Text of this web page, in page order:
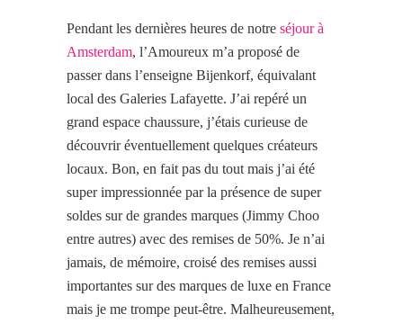
Pendant les dernières heures de notre séjour à
Amsterdam, l’Amoureux m’a proposé de
passer dans l’enseigne Bijenkorf, équivalant
local des Galeries Lafayette. J’ai repéré un
grand espace chaussure, j’étais curieuse de
découvrir éventuellement quelques créateurs
locaux. Bon, en fait pas du tout mais j’ai été
super impressionnée par la présence de super
soldes sur de grandes marques (Jimmy Choo
entre autres) avec des remises de 50%. Je n’ai
jamais, de mémoire, croisé des remises aussi
importantes sur des marques de luxe en France
mais je me trompe peut-être. Malheureusement,